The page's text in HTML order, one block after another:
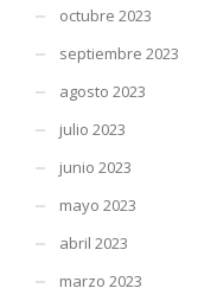
octubre 2023
septiembre 2023
agosto 2023
julio 2023
junio 2023
mayo 2023
abril 2023
marzo 2023